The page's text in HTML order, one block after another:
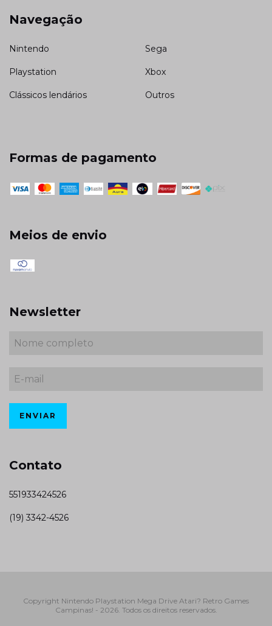
Navegação
Nintendo Sega
Playstation Xbox
Clássicos lendários Outros
Formas de pagamento
Meios de envio
Newsletter
Contato
551933424526
(19) 3342-4526
Copyright Nintendo Playstation Mega Drive Atari? Retro Games
Campinas! - 2026. Todos os direitos reservados.